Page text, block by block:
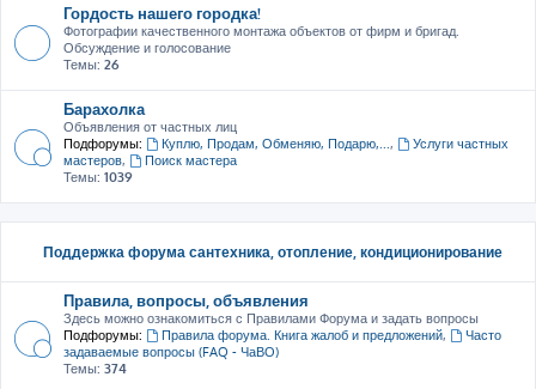
Гордость нашего городка!
Фотографии качественного монтажа объектов от фирм и бригад.
Обсуждение и голосование
Темы: 26
Барахолка
Объявления от частных лиц
Подфорумы:
Куплю, Продам, Обменяю, Подарю,...,
Услуги частных
мастеров,
Поиск мастера
Темы: 1039
Поддержка форума сантехника, отопление, кондиционирование
Правила, вопросы, объявления
Здесь можно ознакомиться с Правилами Форума и задать вопросы
Подфорумы:
Правила форума. Книга жалоб и предложений,
Часто
задаваемые вопросы (FAQ - ЧаВО)
Темы: 374